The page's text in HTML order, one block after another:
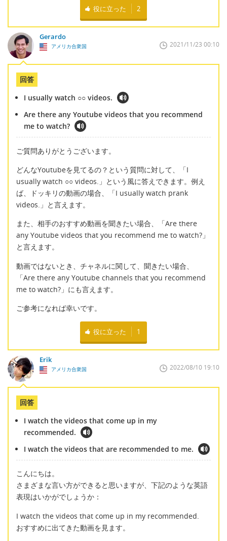
役に立った 2
Gerardo
アメリカ合衆国 2021/11/23 00:10
回答
I usually watch ○○ videos.
Are there any Youtube videos that you recommend
me to watch?
ご質問ありがとうございます。
どんなYoutubeを見てるの？という質問に対して、「I
usually watch ○○ videos.」という風に答えできます。例え
ば、ドッキリの動画の場合、「I usually watch prank
videos.」と言えます。
また、相手のおすすめ動画を聞きたい場合、「Are there
any Youtube videos that you recommend me to watch?」
と言えます。
動画ではないとき、チャネルに関して、聞きたい場合、
「Are there any Youtube channels that you recommend
me to watch?」にも言えます。
ご参考になれば幸いです。
役に立った 1
Erik
アメリカ合衆国 2022/08/10 19:10
回答
I watch the videos that come up in my
recommended.
I watch the videos that are recommended to me.
こんにちは。
さまざまな言い方ができると思いますが、下記のような英語
表現はいかがでしょうか：
I watch the videos that come up in my recommended.
おすすめに出てきた動画を見ます。